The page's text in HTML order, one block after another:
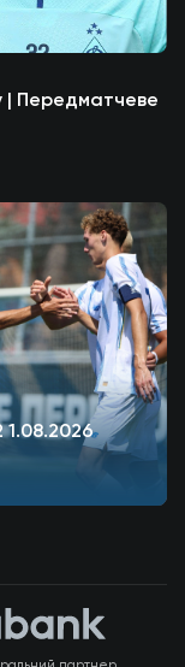
| Передматчеве